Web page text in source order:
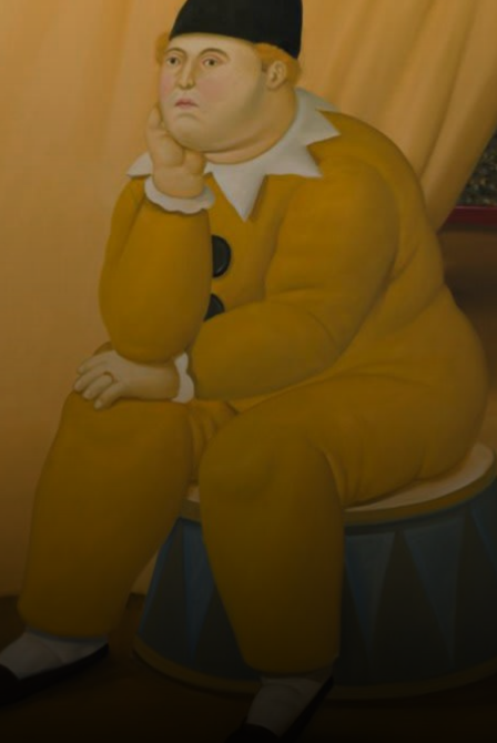
Quando
perguntado sobre
suas figuras
corpulentas,
Botero respondia
com humor: 'Eu
não pinto pessoas
gordas!'